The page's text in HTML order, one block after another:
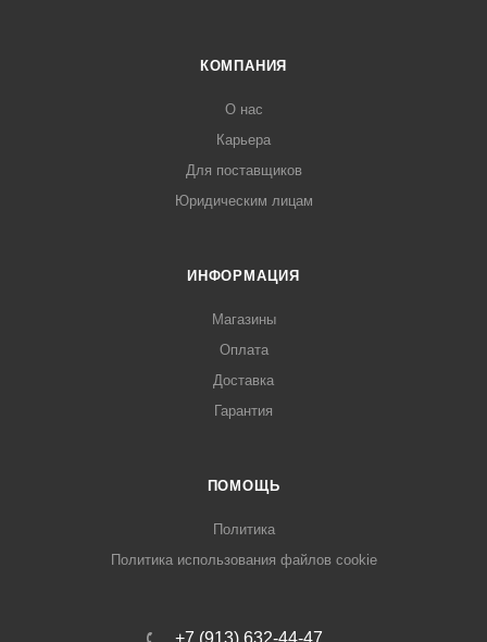
КОМПАНИЯ
О нас
Карьера
Для поставщиков
Юридическим лицам
ИНФОРМАЦИЯ
Магазины
Оплата
Доставка
Гарантия
ПОМОЩЬ
Политика
Политика использования файлов cookie
+7 (913) 632-44-47